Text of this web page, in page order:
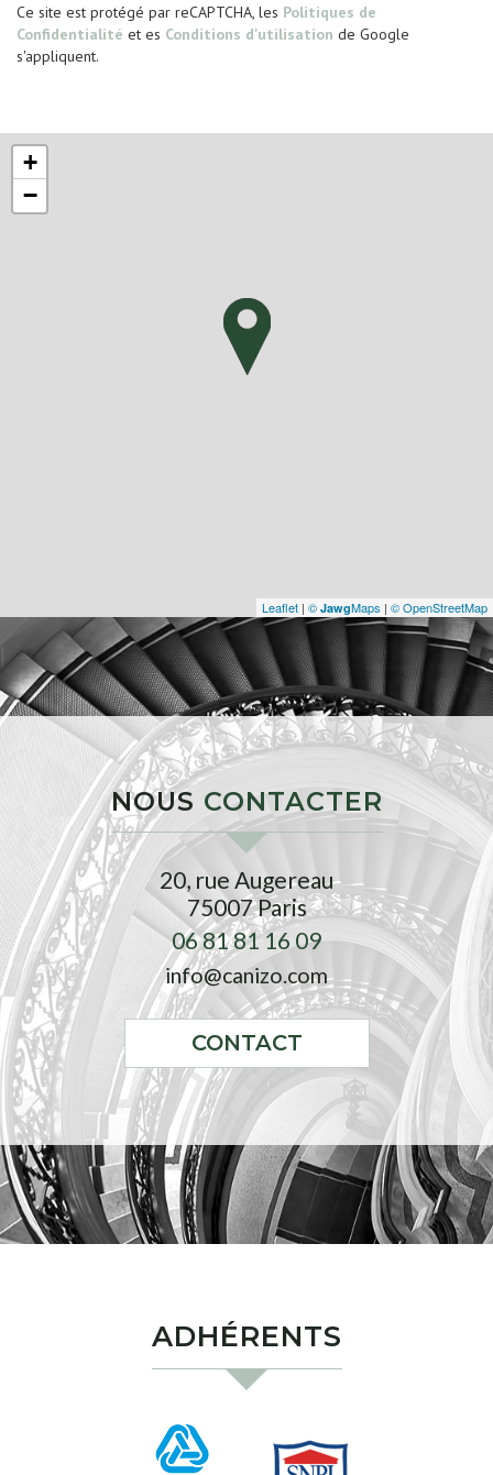
Ce site est protégé par reCAPTCHA, les Politiques de
Confidentialité et es Conditions d'utilisation de Google
s'appliquent.
+
−
Leaflet | © JawgMaps | © OpenStreetMap
NOUS CONTACTER
20, rue Augereau
75007Paris
06 81 81 16 09
info@canizo.com
CONTACT
ADHÉRENTS